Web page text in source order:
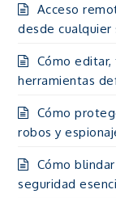
Acceso
desde
Cómo editar,
herramientas
Cómo
robos y
Cómo
seguridad